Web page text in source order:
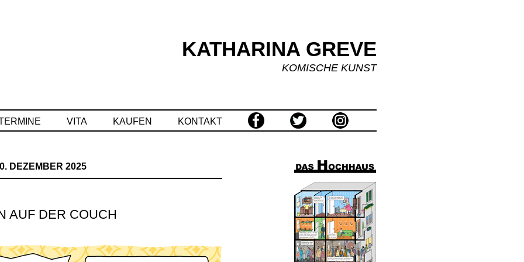
KATHARINA GREVE
KOMISCHE KUNST
VITA KAUFEN KONTAKT
DEZEMBER 2025
AUF DER COUCH